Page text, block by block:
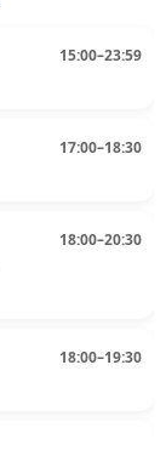
15:00–23:59
17:00–18:30
18:00–20:30
18:00–19:30